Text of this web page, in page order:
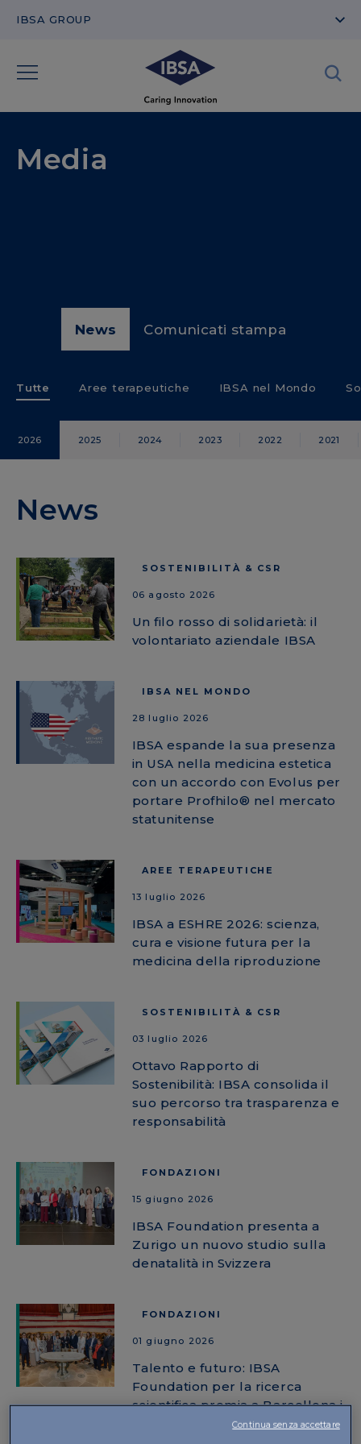
IBSA GROUP
Media
News Comunicati stampa
Tutte Aree terapeutiche IBSA nel Mondo
2026 2025 2024 2023 2022 2021
News
SOSTENIBILITÀ & CSR
06 agosto 2026
Un filo rosso di solidarietà: il
volontariato aziendale IBSA
IBSA NEL MONDO
28 luglio 2026
IBSA espande la sua presenza
in USA nella medicina estetica
con un accordo con Evolus per
portare Profhilo® nel mercato
statunitense
AREE TERAPEUTICHE
13 luglio 2026
IBSA a ESHRE 2026: scienza,
cura e visione futura per la
medicina della riproduzione
SOSTENIBILITÀ & CSR
03 luglio 2026
Ottavo Rapporto di
Sostenibilità: IBSA consolida il
suo percorso tra trasparenza e
responsabilità
FONDAZIONI
15 giugno 2026
IBSA Foundation presenta a
Zurigo un nuovo studio sulla
denatalità in Svizzera
FONDAZIONI
01 giugno 2026
Talento e futuro: IBSA
Foundation per la ricerca
scientifica premia a Barcellona i
vincitori delle Fellowship 2025
Continua senza accettare